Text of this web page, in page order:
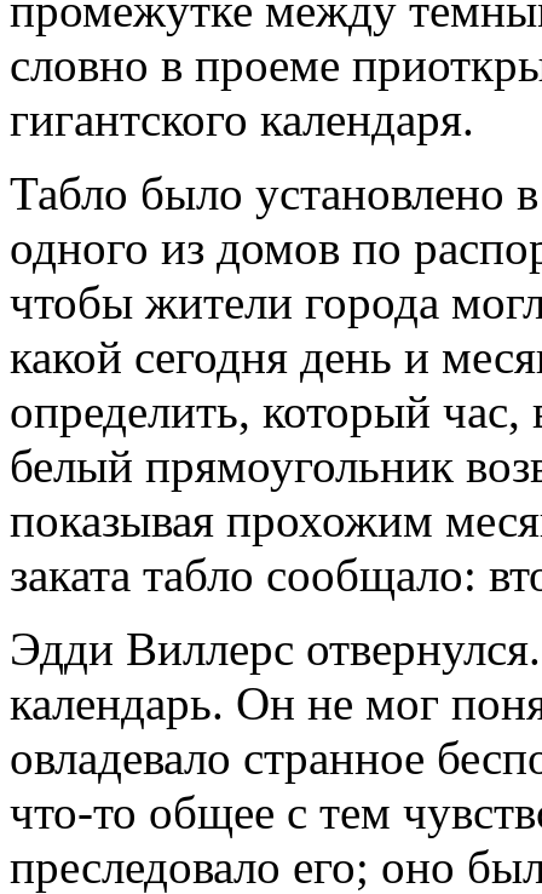
словно в проеме
гигантского календаря.
Табло было
одного из домов по
чтобы жители города
какой сегодня день и
определить, который час,
белый прямоугольник
показывая прохожим
заката табло сообщало:
Эдди Виллерс
календарь. Он не мог
овладевало странное
что-то общее с тем
преследовало его; оно